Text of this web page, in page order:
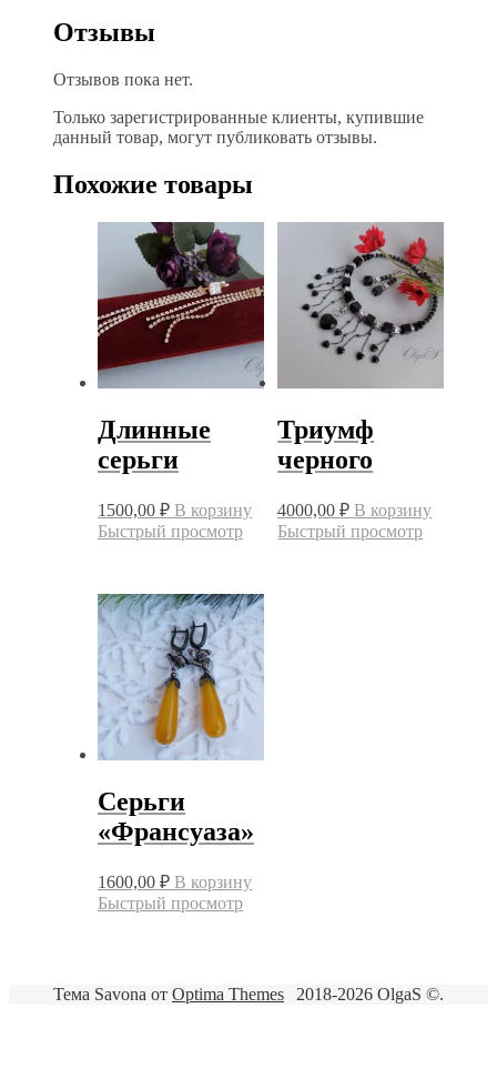
Отзывы
Отзывов пока нет.
Только зарегистрированные клиенты, купившие
данный товар, могут публиковать отзывы.
Похожие товары
Длинные
серьги
1500,00 ₽ В корзину
Быстрый просмотр
Триумф
черного
4000,00₽ В корзину
Быстрый просмотр
Серьги
«Франсуаза»
1600,00 ₽ В корзину
Быстрый просмотр
2018-2026 OlgaS ©.
Тема Savona от Optima Themes